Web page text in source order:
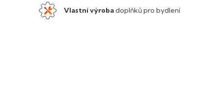
Vlastní výrobadoplňků pro bydlení